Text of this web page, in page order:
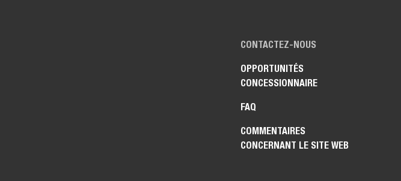
CONTACTEZ-NOUS
OPPORTUNITÉS
CONCESSIONNAIRE
FAQ
COMMENTAIRES
CONCERNANT LE SITE WEB